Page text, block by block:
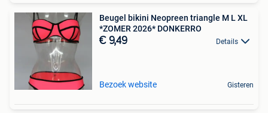
Beugel bikini Neopreen triangle M L XL
*ZOMER 2026* DONKERRO
€ 9,49 Details
Bezoek website Gisteren